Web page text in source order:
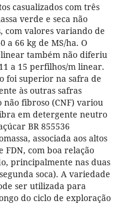
casualizados com três
verde e seca não
com valores variando de
a 66 kg de MS/ha. O
também não diferiu
a 15 perfilhos/m linear.
foi superior na safra de
às outras safras
fibroso (CNF) variou
em detergente neutro
BR 855536
associada aos altos
FDN, com boa relação
principalmente nas duas
soca). A variedade
ser utilizada para
do ciclo de exploração